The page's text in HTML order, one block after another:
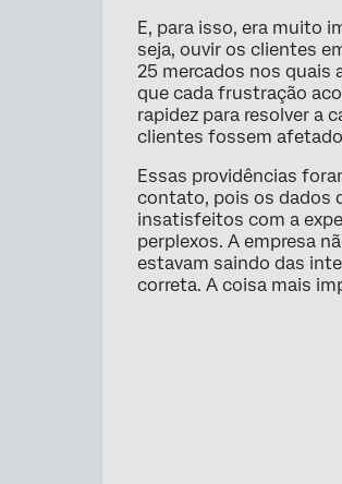
E, para isso, era muito
seja, ouvir os clientes
25 mercados nos quais
que cada frustração
rapidez para resolver a
clientes fossem
Essas providências
contato, pois os dados
insatisfeitos com a
perplexos. A empresa
estavam saindo das
correta. A coisa mais